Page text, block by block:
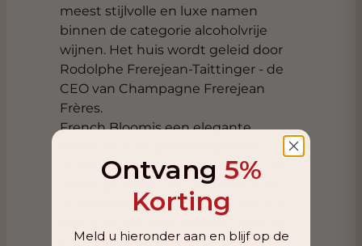
meest stijlvolle en luxe namen
binnen de categorie alcoholvrije
wijnen. Het huis wordt geleid door
Rodolphe Frerejean-Taittinger - de
CEO van Champagne Frerejean
Frères.
French Bloomis een elegante
ontworpen is voor volwassenen die
willen genieten van een verfijnde
drinkervaring, maar zonder alcohol.
Ontvang 5%
Korting
Meld u hieronder aan en blijf op de